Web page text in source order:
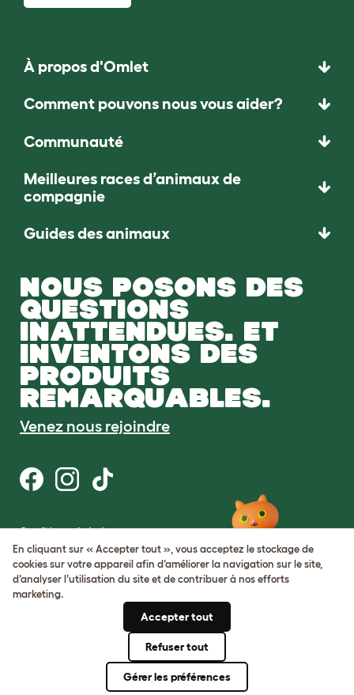
À propos d'Omlet
Comment pouvons nous vous aider?
Communauté
Meilleures races d’animaux de
compagnie
Guides des animaux
NOUS POSONS DES
QUESTIONS
INATTENDUES. ET
INVENTONS DES
PRODUITS
REMARQUABLES.
Venez nous rejoindre
Conditions générales
Protection de la vie privée et cookies
Cookie Settings
Plan du site
Numéro de TVA: FR34839369105
Numéro d’immatriculation de
En cliquant sur « Accepter tout », vous acceptez le stockage de
cookies sur votre appareil afin d’améliorer la navigation sur le site,
d’analyser l’utilisation du site et de contribuer à nos efforts
marketing.
Accepter tout
Refuser tout
Gérer les préférences